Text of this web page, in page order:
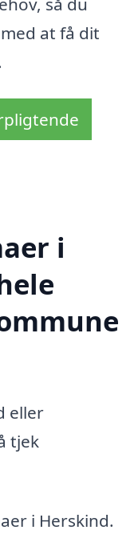
at få dit
i
eller
tjek
i Herskind.